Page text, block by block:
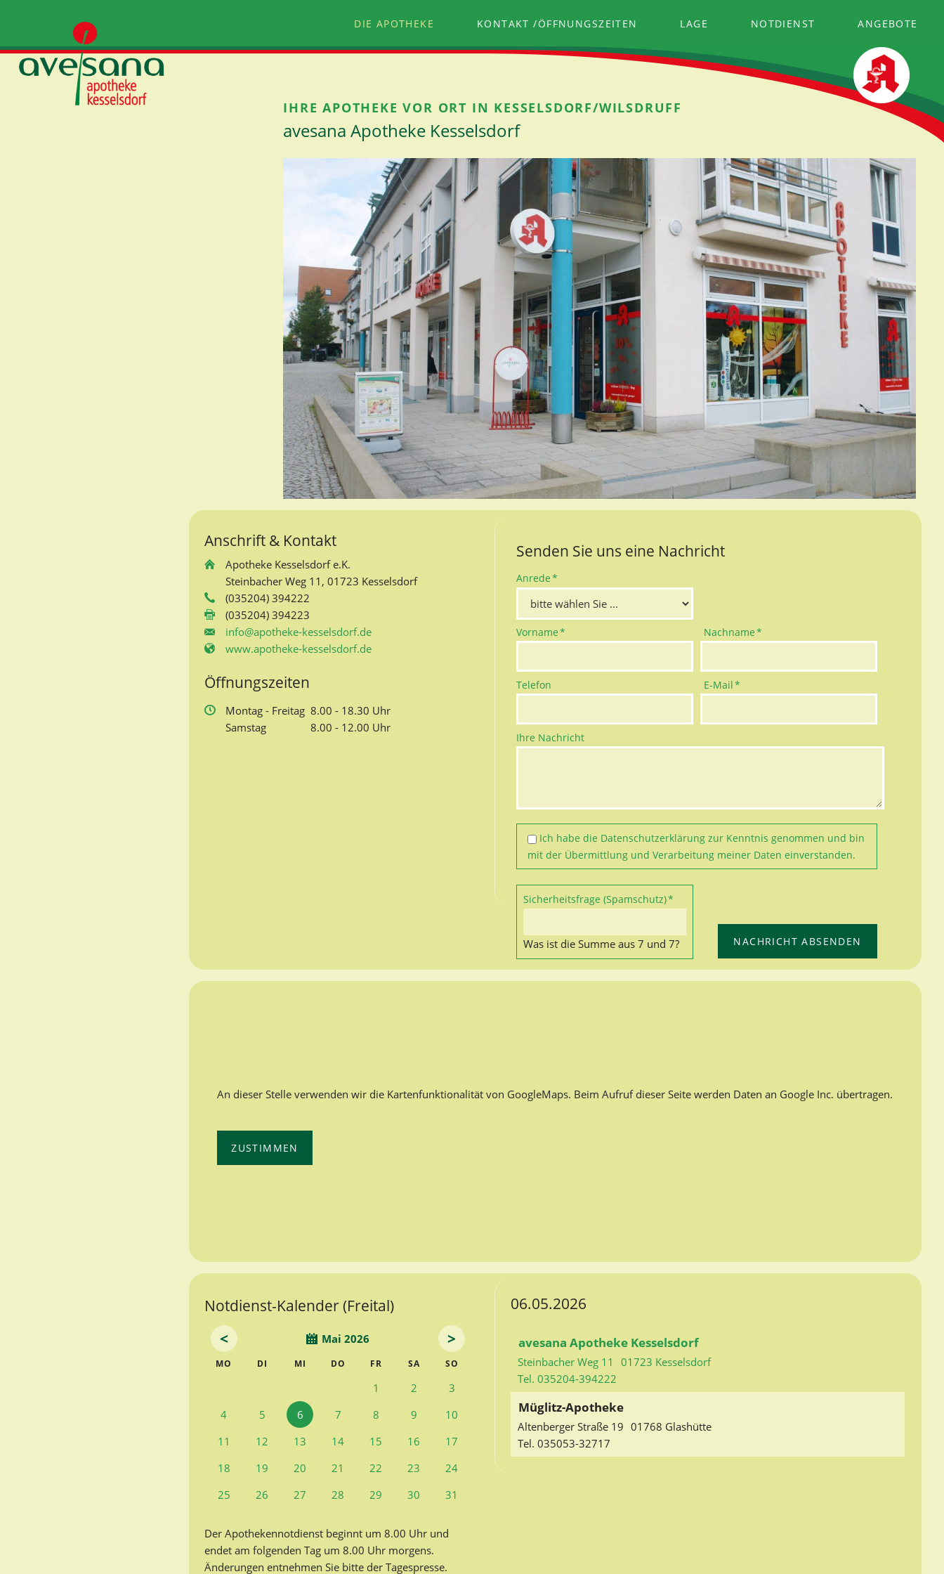
DIE APOTHEKE KONTAKT /ÖFFNUNGSZEITEN LAGE NOTDIENST ANGEBOTE
IHRE APOTHEKE VOR ORT IN KESSELSDORF/WILSDRUFF
avesana Apotheke Kesselsdorf
Anschrift & Kontakt
Apotheke Kesselsdorf e.K.
Steinbacher Weg 11, 01723 Kesselsdorf
(035204) 394222
(035204) 394223
info@apotheke-kesselsdorf.de
www.apotheke-kesselsdorf.de
Öffnungszeiten
Montag - Freitag 8.00 - 18.30 Uhr
Samstag 8.00 - 12.00 Uhr
Senden Sie uns eine Nachricht
Pflichtfeld
Anrede*
Pflichtfeld
Vorname* Pflichtfeld
Nachname*
Telefon Pflichtfeld
E-Mail*
Ihre Nachricht
Ich habe die Datenschutzerklärungzur Kenntnis genommen und bin
mit der Übermittlung und Verarbeitung meiner Daten einverstanden.
Pflichtfeld
Sicherheitsfrage (Spamschutz)*
Was ist die Summe aus 7 und 7? NACHRICHT ABSENDEN
An dieser Stelle verwenden wir die Kartenfunktionalität von GoogleMaps. Beim Aufruf dieser Seite werden Daten an Google Inc. übertragen.
ZUSTIMMEN
Notdienst-Kalender (Freital)
<
Mai 2026 >
MO DI ENSTAG
MI TTWOCH
DO NNERSTAG
FR EITAGSAMSTAGSO
1 2
3
4
5 6 7 8 9
10
11
12 13 14 15 16
17
18
19 20 21 22 23
24
25
26 27 28 29 30 31
Der Apothekennotdienst beginnt um 8.00 Uhr und
endet am folgenden Tag um 8.00 Uhr morgens.
Änderungen entnehmen Sie bitte der Tagespresse.
06.05.2026
avesana Apotheke Kesselsdorf
Steinbacher Weg 11
01723 Kesselsdorf
Tel. 035204-394222
Müglitz-Apotheke
Altenberger Straße 19 01768 Glashütte
Tel. 035053-32717